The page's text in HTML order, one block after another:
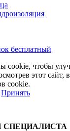
бесплатный
cookie, чтобы
этот сайт,
cookie.
Принять
СПЕЦИАЛИСТА